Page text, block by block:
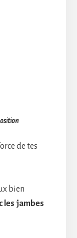
de tes
bien
les jambes